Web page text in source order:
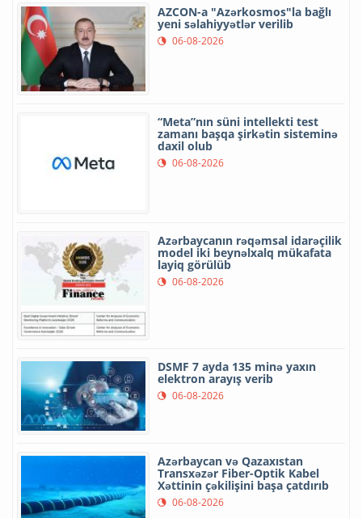
AZCON-a "Azərkosmos"la bağlı
yeni səlahiyyətlər verilib
06-08-2026
“Meta”nın süni intellekti test
zamanı başqa şirkətin sisteminə
daxil olub
06-08-2026
Azərbaycanın rəqəmsal idarəçilik
model iki beynəlxalq mükafata
layiq görülüb
06-08-2026
DSMF 7 ayda 135 minə yaxın
elektron arayış verib
06-08-2026
Azərbaycan və Qazaxıstan
Transxəzər Fiber-Optik Kabel
Xəttinin çəkilişini başa çatdırıb
06-08-2026